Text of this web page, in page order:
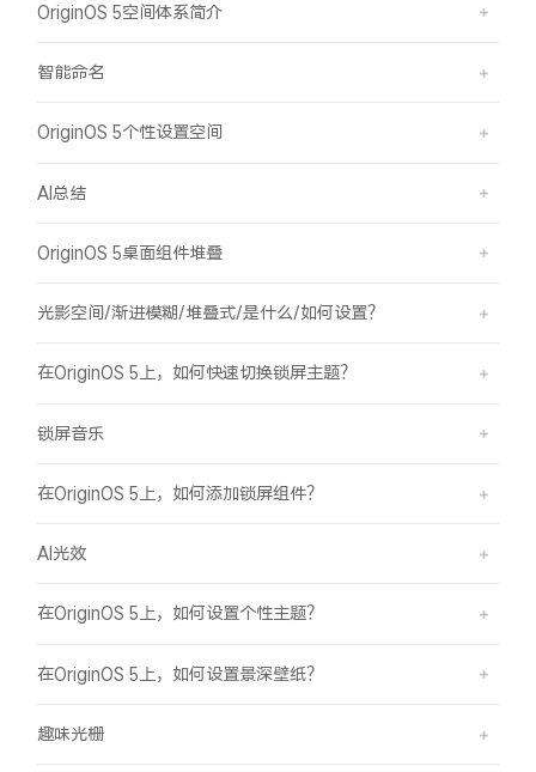
OriginOS 5空间体系简介
智能命名
OriginOS 5个性设置空间
AI总结
OriginOS 5桌面组件堆叠
光影空间/渐进模糊/堆叠式/是什么/如何设置？
在OriginOS 5上，如何快速切换锁屏主题？
锁屏音乐
在OriginOS 5上，如何添加锁屏组件？
AI光效
在OriginOS 5上，如何设置个性主题？
在OriginOS 5上，如何设置景深壁纸？
趣味光栅